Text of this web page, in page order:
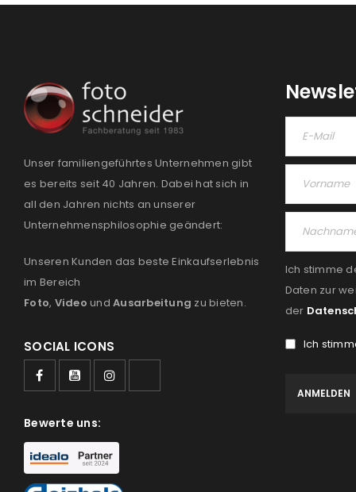
Unser familiengeführtes Unternehmen gibt
es bereits seit 40 Jahren. Dabei hat sich in
all den Jahren nichts an unserer
Unternehmensphilosophie geändert:
Unseren Kunden das beste Einkaufserlebnis
im Bereich
Foto, Video und Ausarbeitung zu bieten.
SOCIAL ICONS
Bewerte uns:
Ich stimme
Daten zur
der
Ich